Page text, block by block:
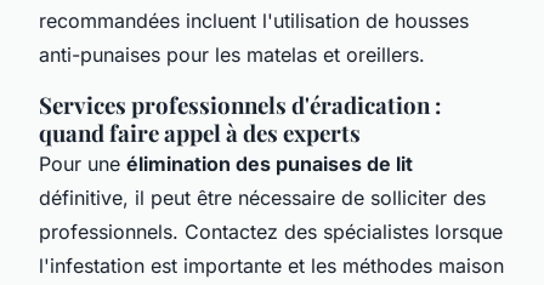
recommandées incluent l'utilisation de housses
anti-punaises pour les matelas et oreillers.
Services professionnels d'éradication :
quand faire appel à des experts
Pour une élimination des punaises de lit
définitive, il peut être nécessaire de solliciter des
professionnels. Contactez des spécialistes lorsque
l'infestation est importante et les méthodes maison